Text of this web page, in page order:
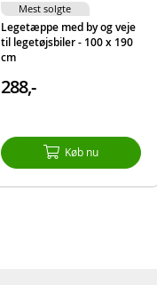
Legetæppe med by og veje
til legetøjsbiler - 100 x 190
cm
288,-
Køb nu
Mest solgte